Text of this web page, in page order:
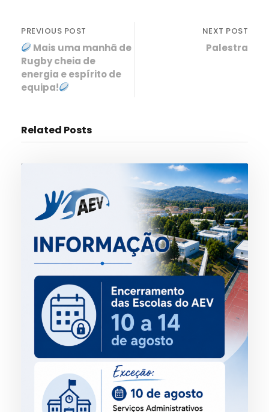
PREVIOUS POST
Mais uma manhã de
Rugby cheia de
energia e espírito de
equipa!
NEXT POST
Palestra
Related Posts